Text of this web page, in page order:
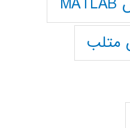
متلب